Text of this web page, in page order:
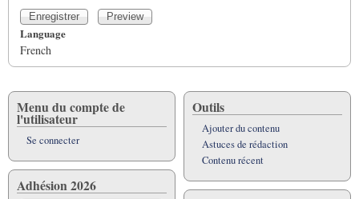
Language
French
Menu du compte de
l'utilisateur
Se connecter
Adhésion 2026
Outils
Ajouter du contenu
Astuces de rédaction
Contenu récent